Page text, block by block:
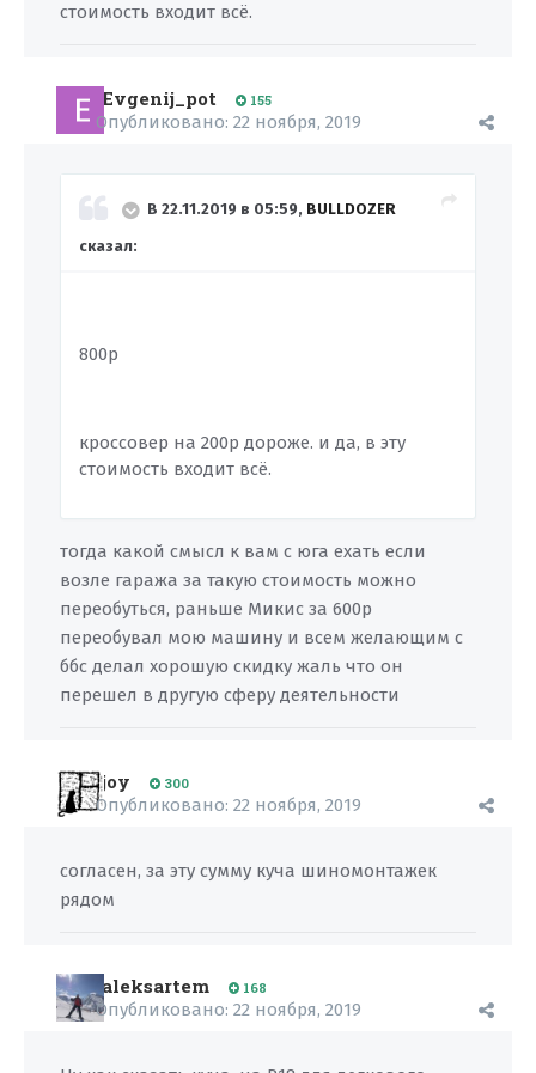
стоимость входит всё.
Evgenij_pot 155
Опубликовано: 22 ноября, 2019
В 22.11.2019 в 05:59, BULLDOZER
сказал:
800р
кроссовер на 200р дороже. и да, в эту
стоимость входит всё.
тогда какой смысл к вам с юга ехать если
возле гаража за такую стоимость можно
переобуться, раньше Микис за 600р
переобувал мою машину и всем желающим с
ббс делал хорошую скидку жаль что он
перешел в другую сферу деятельности
joy 300
Опубликовано: 22 ноября, 2019
согласен, за эту сумму куча шиномонтажек
рядом
aleksartem 168
Опубликовано: 22 ноября, 2019